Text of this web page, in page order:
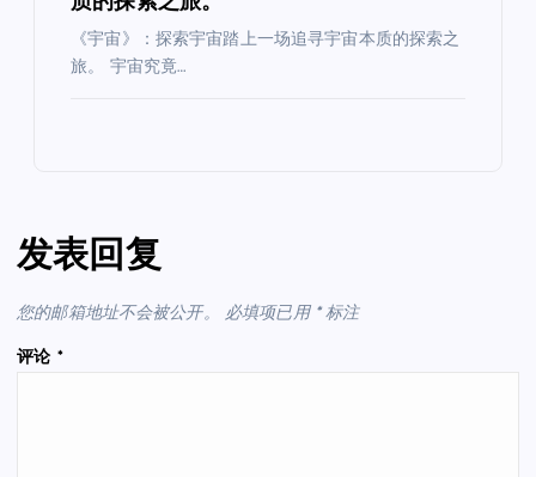
《宇宙》：探索宇宙踏上一场追寻宇宙本质的探索之
旅。 宇宙究竟…
发表回复
您的邮箱地址不会被公开。 必填项已用 *标注
评论 *